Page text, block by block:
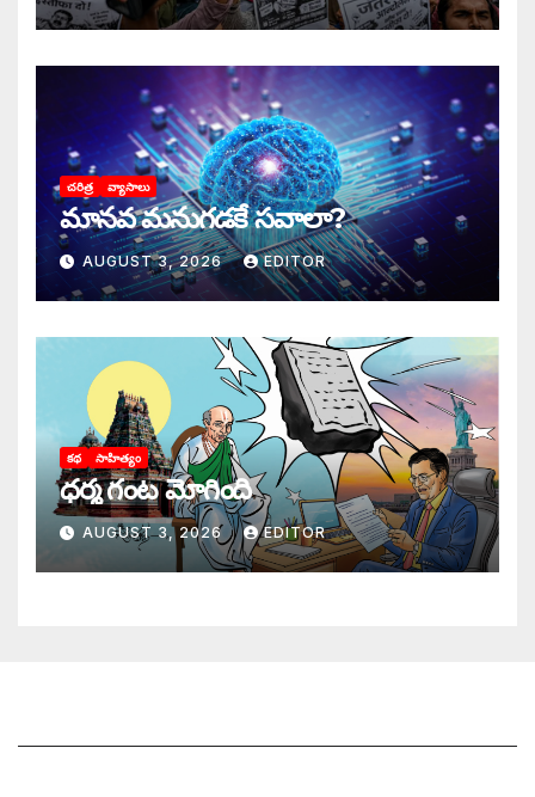
చరిత్ర వ్యాసాలు
మానవ మనుగడకే సవాలా?
AUGUST 3, 2026 EDITOR
కథ సాహిత్యం
ధర్మ గంట మోగింది
AUGUST 3, 2026 EDITOR